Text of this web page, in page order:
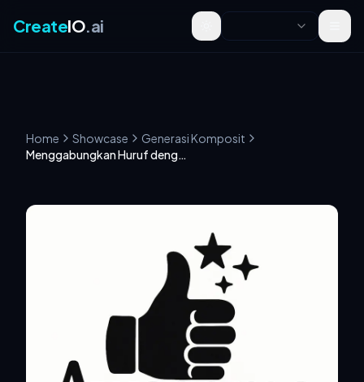
CreateIO.ai Toggle theme
Home Showcase
Generasi Komposit
Menggabungkan Huruf dengan Makna Kata